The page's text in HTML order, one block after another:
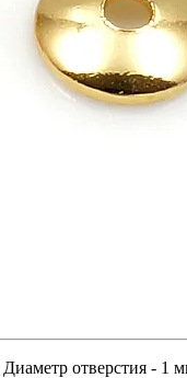
отверстия - 1